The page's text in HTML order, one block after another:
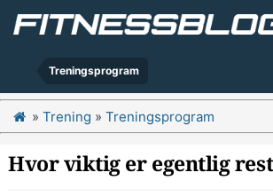
Treningsprogram
» Trening » Treningsprogram
Hvor viktig er egentlig